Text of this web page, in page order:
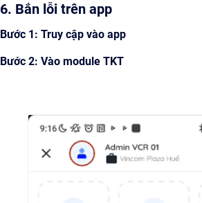
6. Bắn lỗi trên app
Bước 1: Truy cập vào app
Bước 2: Vào module TKT